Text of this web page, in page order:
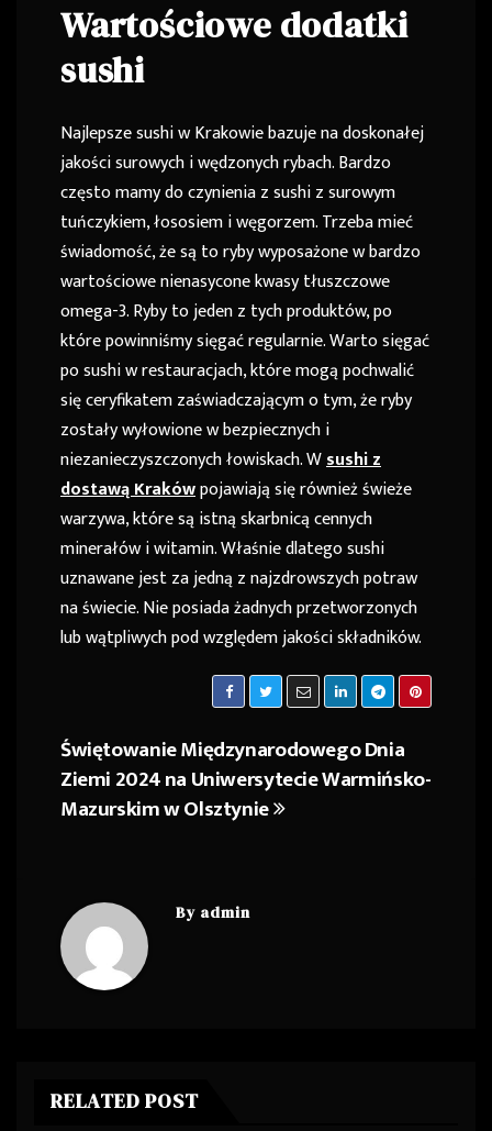
Wartościowe dodatki
sushi
Najlepsze sushi w Krakowie bazuje na doskonałej
jakości surowych i wędzonych rybach. Bardzo
często mamy do czynienia z sushi z surowym
tuńczykiem, łososiem i węgorzem. Trzeba mieć
świadomość, że są to ryby wyposażone w bardzo
wartościowe nienasycone kwasy tłuszczowe
omega-3. Ryby to jeden z tych produktów, po
które powinniśmy sięgać regularnie. Warto sięgać
po sushi w restauracjach, które mogą pochwalić
się ceryfikatem zaświadczającym o tym, że ryby
zostały wyłowione w bezpiecznych i
niezanieczyszczonych łowiskach. Wsushi z
dostawą Krakówpojawiają się również świeże
warzywa, które są istną skarbnicą cennych
minerałów i witamin. Właśnie dlatego sushi
uznawane jest za jedną z najzdrowszych potraw
na świecie. Nie posiada żadnych przetworzonych
lub wątpliwych pod względem jakości składników.
Nawigacja
wpisu
Świętowanie Międzynarodowego Dnia
Ziemi 2024 na Uniwersytecie Warmińsko-
Mazurskim w Olsztynie
By admin
RELATED POST